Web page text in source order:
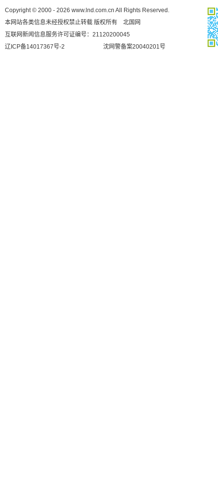
Copyright © 2000 - 2026 www.lnd.com.cn All Rights Reserved.
本网站各类信息未经授权禁止转载 版权所有 北国网
互联网新闻信息服务许可证编号：21120200045
辽ICP备14017367号-2
沈网警备案20040201号